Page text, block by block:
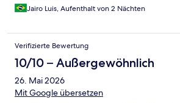
Jairo Luis, Aufenthalt von 2 Nächten
Verifizierte Bewertung
10/10 – Außergewöhnlich
26. Mai 2026
Mit Google übersetzen